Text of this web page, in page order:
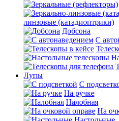
линзовые (катадиоптрики)
Добсона
С
Лупы
С
На ручке
Налобная
На